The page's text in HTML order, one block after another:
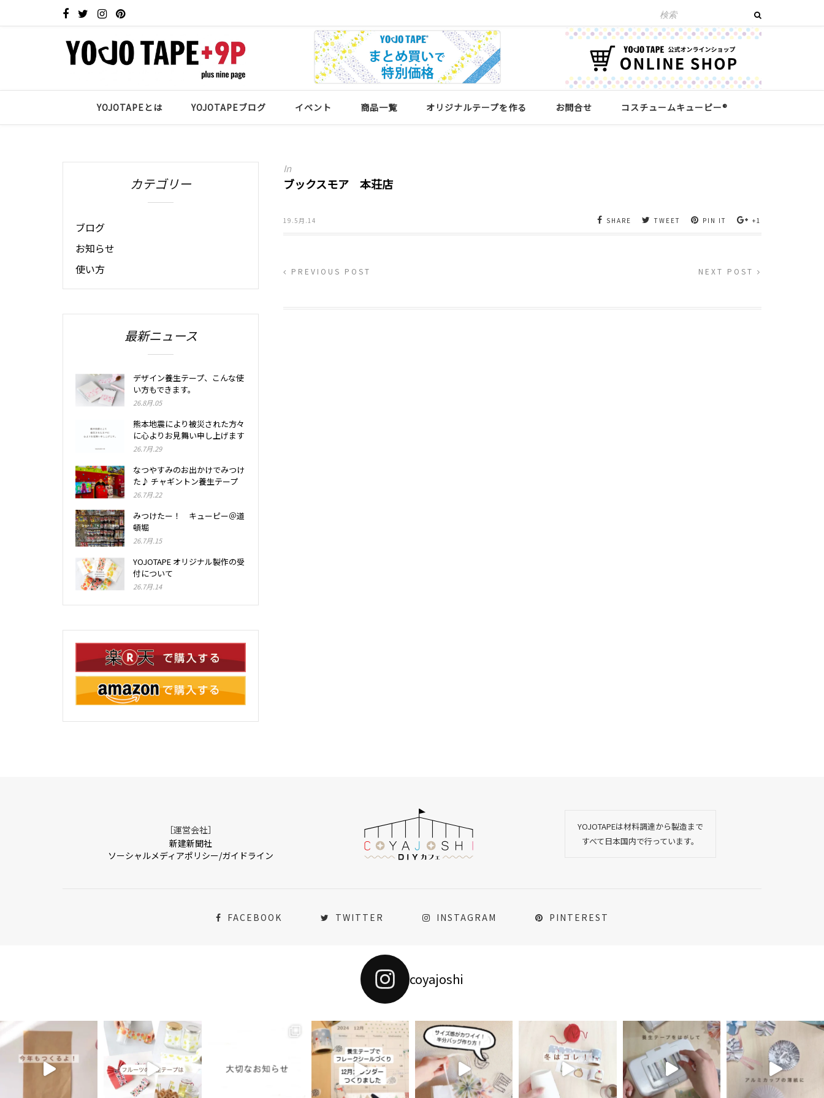
YOJOTAPEとは YOJOTAPEブログ イベント 商品一覧 オリジナルテープを作る お問合せ コスチュームキューピー®︎
In
ブックスモア 本荘店
19.5月.14 SHARE TWEET PIN IT +1
PREVIOUS POST NEXT POST
カテゴリー
ブログ
お知らせ
使い方
最新ニュース
デザイン養生テープ、こんな使
い方もできます。
26.8月.05
熊本地震により被災された方々
に心よりお見舞い申し上げます
26.7月.29
なつやすみのお出かけでみつけ
た♪ チャギントン養生テープ
26.7月.22
みつけたー！ キューピー＠道
頓堀
26.7月.15
YOJOTAPE オリジナル製作の受
付について
26.7月.14
［運営会社］
新建新聞社
ソーシャルメディアポリシー/ガイドライン
YOJOTAPEは材料調達から製造まで
すべて日本国内で行っています。
FACEBOOK TWITTER INSTAGRAM PINTEREST
coyajoshi